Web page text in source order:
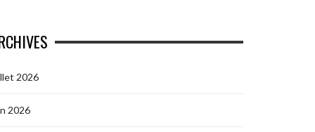
2026
2026